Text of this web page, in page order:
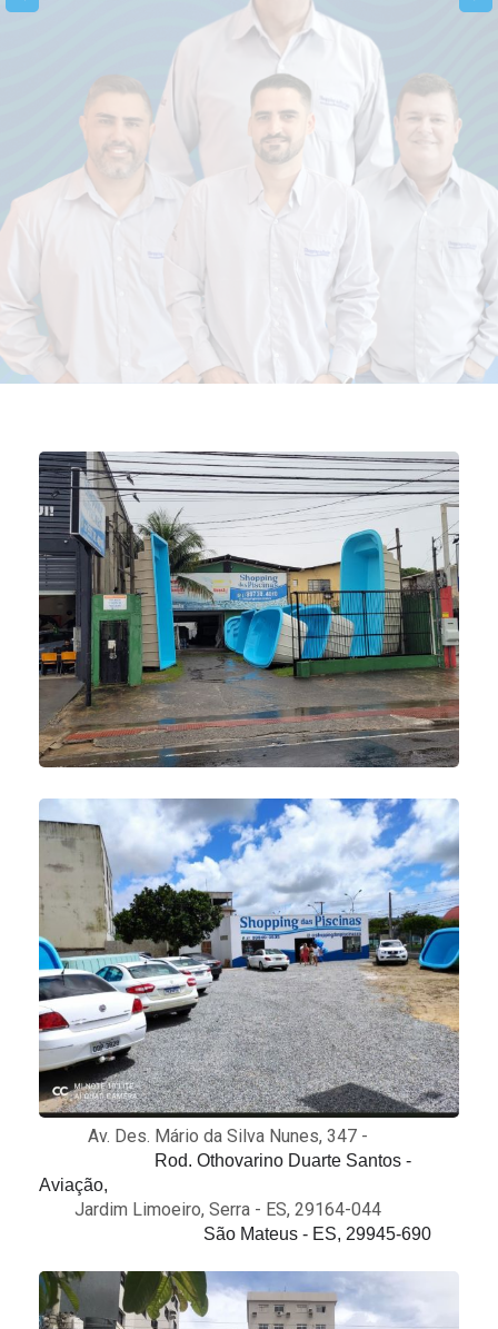
Av. Des. Mário da Silva Nunes, 347 -
Rod. Othovarino Duarte Santos -
Aviação,
Jardim Limoeiro, Serra - ES, 29164-044
São Mateus - ES, 29945-690